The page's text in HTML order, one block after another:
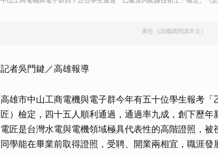
廣告（請繼續閱讀本文）
記者吳門鍵／高雄報導
高雄市中山工商電機與電子群今年有五十位學生報考
匠）檢定，四十五人順利通過，通過率九成，創下歷
電匠是台灣水電與電機領域極具代表性的高階證照，被
同學能在畢業前取得證照，受聘、開業兩相宜，職涯發